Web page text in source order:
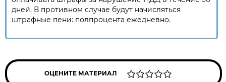
дней. В противном случае будут начисляться
штрафные пени: полпроцента ежедневно.
ОЦЕНИТЕ МАТЕРИАЛ